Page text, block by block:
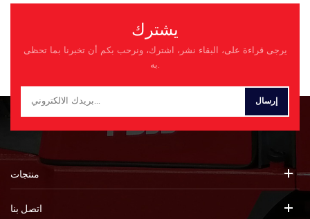
يشترك
يرجى قراءة على، البقاء نشر، اشترك، ونرحب بكم أن تخبرنا بما تحظى
به.
منتجات
اتصل بنا